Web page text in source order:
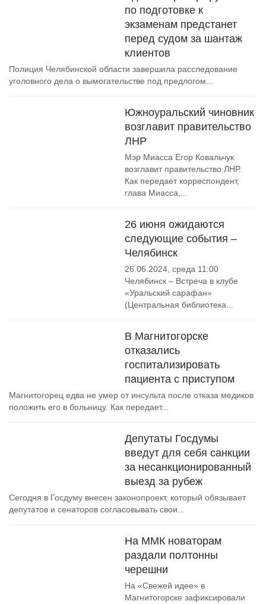
по подготовке к
экзаменам предстанет
перед судом за шантаж
клиентов
Полиция Челябинской области завершила расследование
уголовного дела о вымогательстве под предлогом...
Южноуральский чиновник
возглавит правительство
ЛНР
Мэр Миасса Егор Ковальчук
возглавит правительство ЛНР.
Как передает корреспондент,
глава Миасса,...
26 июня ожидаются
следующие события –
Челябинск
26.06.2024, среда 11:00
Челябинск – Встреча в клубе
«Уральский сарафан»
(Центральная библиотека...
В Магнитогорске
отказались
госпитализировать
пациента с приступом
Магнитогорец едва не умер от инсульта после отказа медиков
положить его в больницу. Как передает...
Депутаты Госдумы
введут для себя санкции
за несанкционированный
выезд за рубеж
Сегодня в Госдуму внесен законопроект, который обязывает
депутатов и сенаторов согласовывать свои...
На ММК новаторам
раздали полтонны
черешни
На «Свежей идее» в
Магнитогорске зафиксировали